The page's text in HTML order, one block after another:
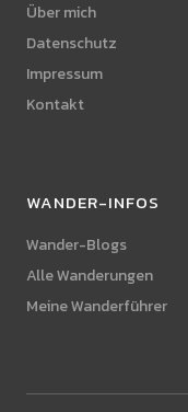
Über mich
Datenschutz
Impressum
Kontakt
WANDER-INFOS
Wander-Blogs
Alle Wanderungen
Meine Wanderführer